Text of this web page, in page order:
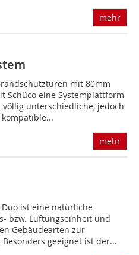
mehr
mit 80mm
Schüco eine Systemplattform
völlig unterschiedliche, jedoch
mehr
ist eine natürliche
bzw. Lüftungseinheit und
Gebäudearten zur
geeignet ist der...